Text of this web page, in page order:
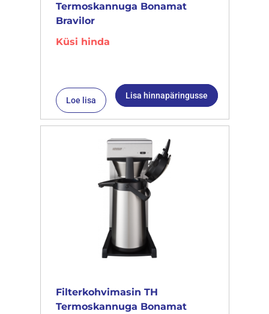
Termoskannuga Bonamat
Bravilor
Küsi hinda
Loe lisa Lisa hinnapäringusse
Filterkohvimasin TH
Termoskannuga Bonamat